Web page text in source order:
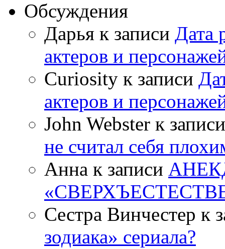
Обсуждения
Дарья к записи Дата
актеров и
Curiosity к записи
актеров и
John Webster к
не считал себя
Анна к записи
Сестра Винчестер к
зодиака» сериала?